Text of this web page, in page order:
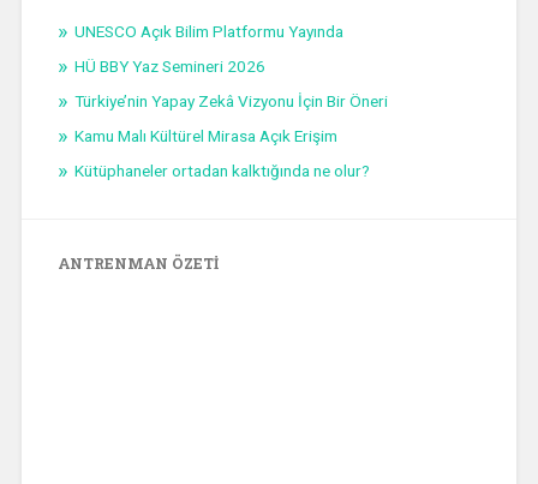
UNESCO Açık Bilim Platformu Yayında
HÜ BBY Yaz Semineri 2026
Türkiye’nin Yapay Zekâ Vizyonu İçin Bir Öneri
Kamu Malı Kültürel Mirasa Açık Erişim
Kütüphaneler ortadan kalktığında ne olur?
ANTRENMAN ÖZETI